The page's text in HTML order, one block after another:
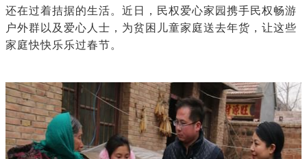
还在过着拮据的生活。近日，民权爱心家园携手民权畅游
户外群以及爱心人士，为贫困儿童家庭送去年货，让这些
家庭快快乐乐过春节。